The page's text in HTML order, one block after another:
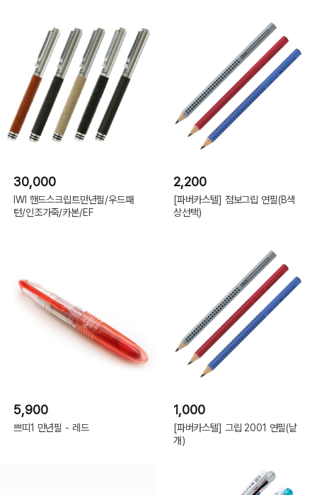
30,000
IWI 핸드스크립트만년필/우드패
턴/인조가죽/카본/EF
2,200
[파버카스텔] 점보그립 연필(B색
상선택)
5,900
쁘띠1 만년필 - 레드
1,000
[파버카스텔] 그립 2001 연필(낱
개)